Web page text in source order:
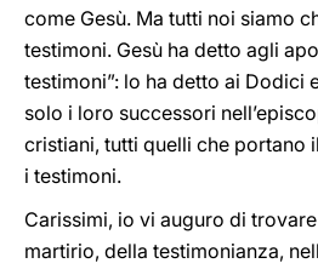
come Gesù. Ma tutti noi siamo
testimoni. Gesù ha detto agli
testimoni”: lo ha detto ai Dodici
solo i loro successori
cristiani, tutti quelli che portano
i testimoni.
Carissimi, io vi auguro di
martirio, della testimonianza,